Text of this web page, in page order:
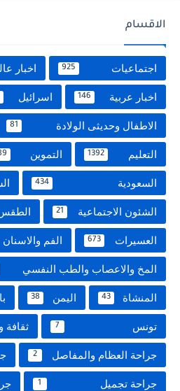
الاقسام
اجتماعيات 925 اخبار
اخبار عربية 146 اسرائيل
الاطفال وحديثى الولادة 81
التعليم 1392 التموين
السعودية 434
الشئون الاجتماعية 21
العسيرات 673 الفم والاسنان
المخ والاعصاب والطب النفسي
المنشاة 43 اليمن 38
تونس 7 ثقافة
جراحة العظام والمفاصل 2
جراحة تجميل 1